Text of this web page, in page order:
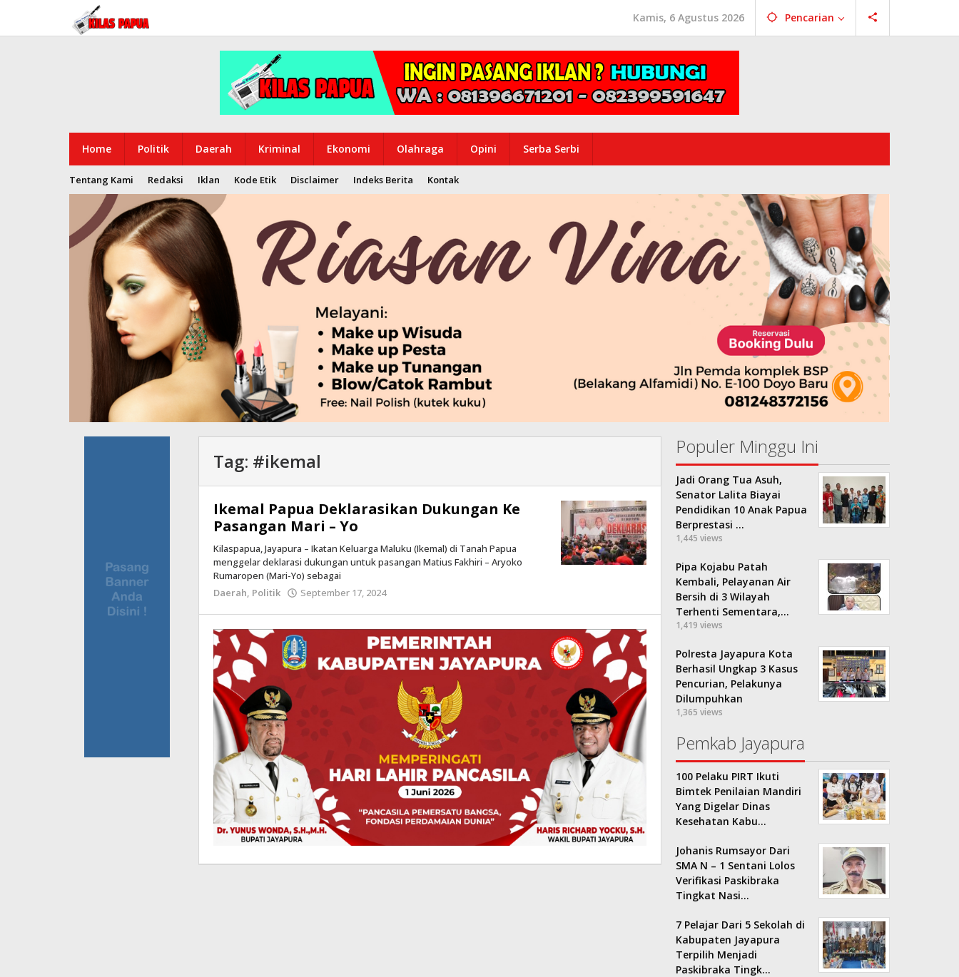
konten
Kamis, 6 Agustus 2026 Pencarian
Home Politik Daerah Kriminal Ekonomi Olahraga Opini Serba Serbi
Tentang Kami Redaksi Iklan Kode Etik Disclaimer Indeks Berita Kontak
Tag: #ikemal
Ikemal Papua Deklarasikan Dukungan Ke
Pasangan Mari – Yo
Kilaspapua, Jayapura – Ikatan Keluarga Maluku (Ikemal) di Tanah Papua
menggelar deklarasi dukungan untuk pasangan Matius Fakhiri – Aryoko
Rumaropen (Mari-Yo) sebagai
Daerah, Politik September 17, 2024
Populer Minggu Ini
Jadi Orang Tua Asuh,
Senator Lalita Biayai
Pendidikan 10 Anak Papua
Berprestasi …
1,445 views
Pipa Kojabu Patah
Kembali, Pelayanan Air
Bersih di 3 Wilayah
Terhenti Sementara,…
1,419 views
Polresta Jayapura Kota
Berhasil Ungkap 3 Kasus
Pencurian, Pelakunya
Dilumpuhkan
1,365 views
Pemkab Jayapura
100 Pelaku PIRT Ikuti
Bimtek Penilaian Mandiri
Yang Digelar Dinas
Kesehatan Kabu…
Johanis Rumsayor Dari
SMA N – 1 Sentani Lolos
Verifikasi Paskibraka
Tingkat Nasi…
7 Pelajar Dari 5 Sekolah di
Kabupaten Jayapura
Terpilih Menjadi
Paskibraka Tingk…